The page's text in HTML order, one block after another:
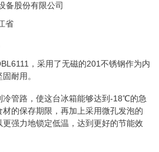
备股份有限公司
省
，采用了无磁的201不锈钢作为内
耐用。
冷管路，使这台冰箱能够达到-18℃的急
的保存期限，再加上采用微孔发泡的
强力地锁定低温，达到更好的节能效